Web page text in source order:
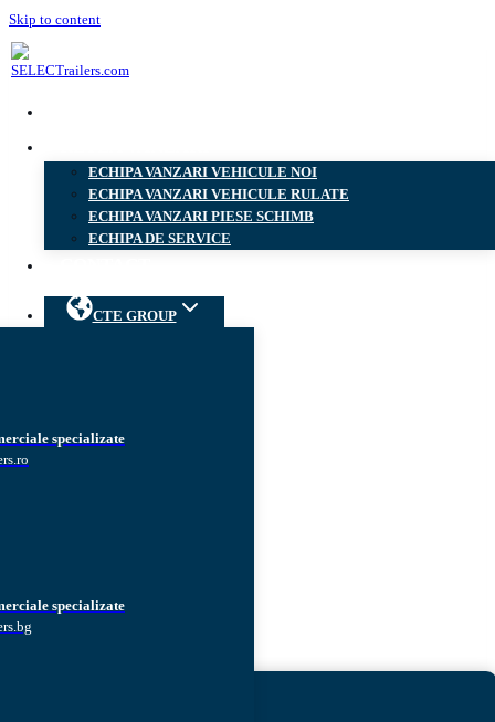
Skip to content
ECHIPA VANZARI VEHICULE NOI
ECHIPA VANZARI VEHICULE RULATE
ECHIPA VANZARI PIESE SCHIMB
ECHIPA DE SERVICE
CTE GROUP
specializate
specializate